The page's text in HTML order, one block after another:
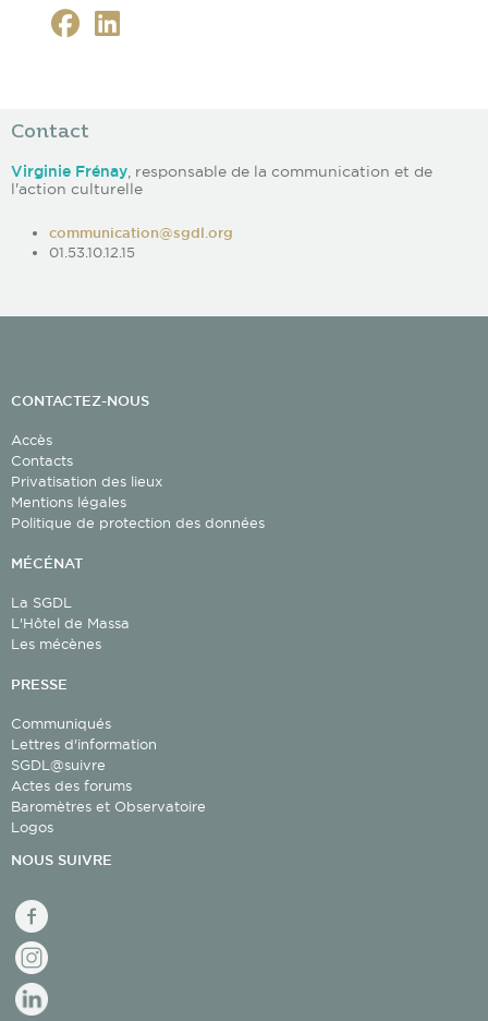
Contact
Virginie Frénay , responsable de la communication et de
l'action culturelle
communication@sgdl.org
01.53.10.12.15
CONTACTEZ-NOUS
Accès
Contacts
Privatisation des lieux
Mentions légales
Politique de protection des données
MÉCÉNAT
La SGDL
L'Hôtel de Massa
Les mécènes
PRESSE
Communiqués
Lettres d'information
SGDL@suivre
Actes des forums
Baromètres et Observatoire
Logos
NOUS SUIVRE
facebook
Instagram
linkedin